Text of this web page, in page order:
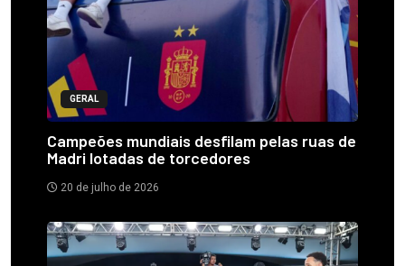
GERAL
Campeões mundiais desfilam pelas ruas de
Madri lotadas de torcedores
20 de julho de 2026